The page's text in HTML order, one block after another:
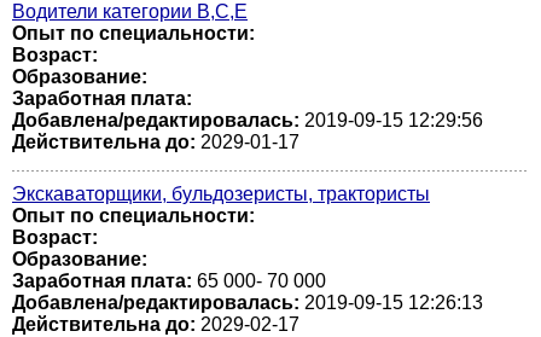
Водители категории В,С,Е
Опыт по специальности:
Возраст:
Образование:
Заработная плата:
Добавлена/редактировалась: 2019-09-15 12:29:56
Действительна до: 2029-01-17
Экскаваторщики, бульдозеристы, трактористы
Опыт по специальности:
Возраст:
Образование:
Заработная плата: 65 000- 70 000
Добавлена/редактировалась: 2019-09-15 12:26:13
Действительна до: 2029-02-17